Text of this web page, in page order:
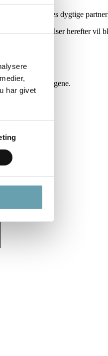
har givet
vigtig.
med vores dygtige
hotelværelser herefter vil
ud af messedagene.